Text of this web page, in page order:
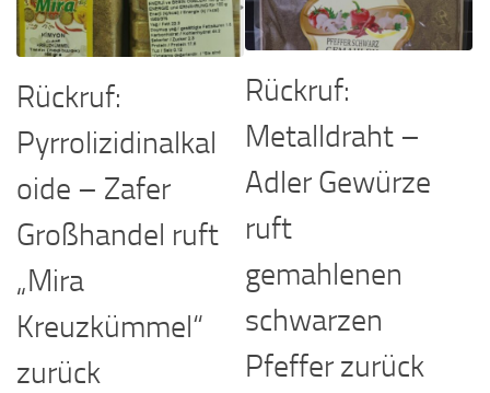
Rückruf:
Pyrrolizidinalkal
oide – Zafer
Großhandel ruft
„Mira
Kreuzkümmel“
zurück
Rückruf:
Metalldraht –
Adler Gewürze
ruft
gemahlenen
schwarzen
Pfeffer zurück